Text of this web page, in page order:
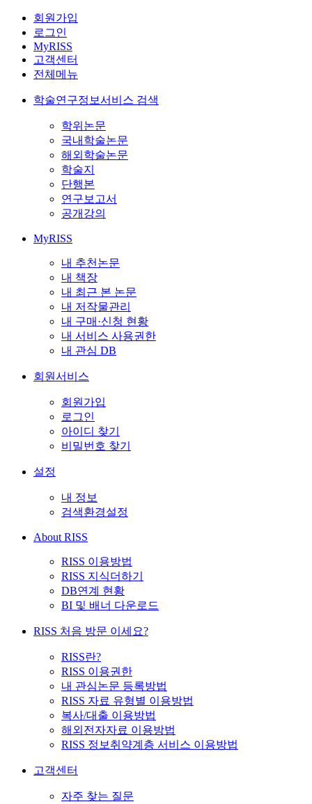
회원가입
로그인
MyRISS
고객센터
전체메뉴
학술연구정보서비스 검색
학위논문
국내학술논문
해외학술논문
학술지
단행본
연구보고서
공개강의
MyRISS
내 추천논문
내 책장
내 최근 본 논문
내 저작물관리
내 구매·신청 현황
내 서비스 사용권한
내 관심 DB
회원서비스
회원가입
로그인
아이디 찾기
비밀번호 찾기
설정
내 정보
검색환경설정
About RISS
RISS 이용방법
RISS 지식더하기
DB연계 현황
BI 및 배너 다운로드
RISS 처음 방문 이세요?
RISS란?
RISS 이용권한
내 관심논문 등록방법
RISS 자료 유형별 이용방법
복사/대출 이용방법
해외전자자료 이용방법
RISS 정보취약계층 서비스 이용방법
고객센터
자주 찾는 질문